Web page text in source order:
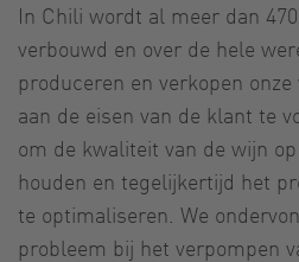
In Chili wordt al meer dan
verbouwd en over de hele
produceren en verkopen
aan de eisen van de klant te
om de kwaliteit van de wijn
houden en tegelijkertijd het
te optimaliseren. We
probleem bij het verpompen